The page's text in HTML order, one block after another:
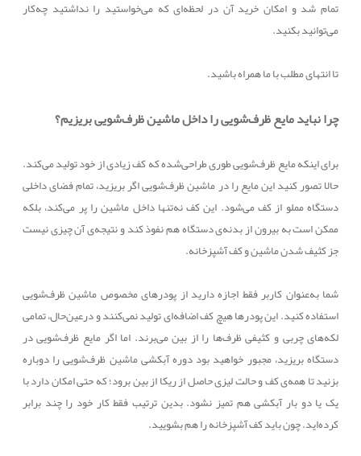
تمام شد و امکان خرید آن در لحظه‌ای که می‌خواستید را نداشتید چه‌کار
می‌توانید بکنید.
تا انتهای مطلب با ما همراه باشید.
چرا نباید مایع ظرف‌شویی را داخل ماشین ظرف‌شویی بریزیم؟
برای اینکه مایع ظرف‌شویی طوری طراحی‌شده که کف زیادی از خود تولید می‌کند.
حالا تصور کنید این مایع را در ماشین ظرف‌شویی اگر بریزید، تمام فضای داخلی
دستگاه مملو از کف می‌شود. این کف نه‌تنها داخل ماشین را پر می‌کند، بلکه
ممکن است به بیرون از بدنه‌ی دستگاه هم نفوذ کند و نتیجه‌ی آن چیزی نیست
جز کثیف شدن ماشین و کف آشپزخانه.
شما به‌عنوان کاربر فقط اجازه دارید از پودرهای مخصوص ماشین ظرف‌شویی
استفاده کنید. این پودرها هیچ کف اضافه‌ای تولید نمی‌کنند و درعین‌حال، تمامی
لکه‌های چربی و کثیفی ظرف‌ها را از بین می‌برند. اما اگر مایع ظرف‌شویی در
دستگاه بریزید، مجبور خواهید بود دوره‌ آبکشی ماشین ظرف‌شویی را دوباره
بزنید تا همه‌ی کف و حالت لیزی حاصل از ریکا از بین برود؛ که حتی امکان دارد با
یک یا دو بار آبکشی هم تمیز نشود. بدین ترتیب فقط کار خود را چند برابر
کرده‌اید. چون باید کف آشپزخانه را هم بشویید.